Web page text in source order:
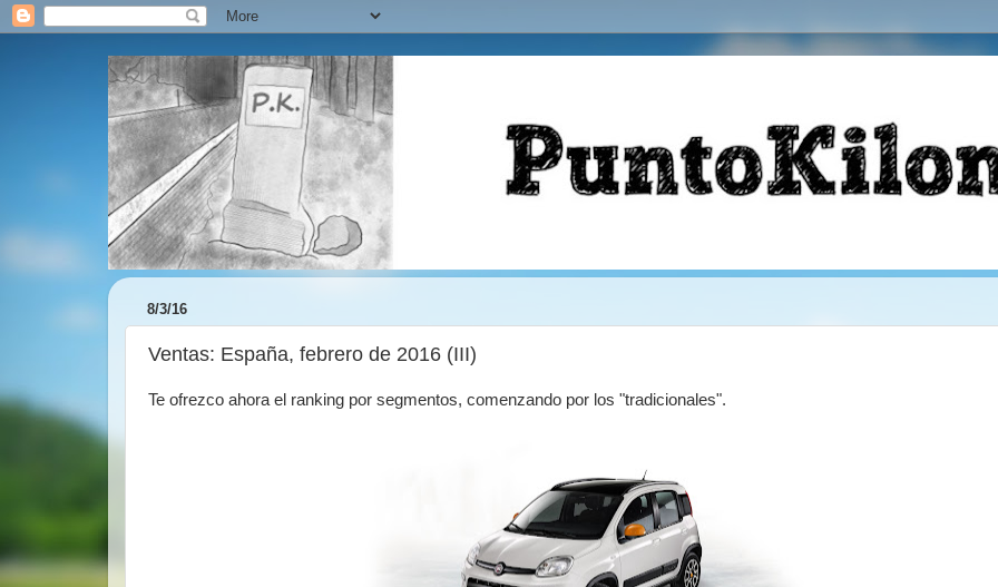
8/3/16
Ventas: España, febrero de 2016 (III)
Te ofrezco ahora el ranking por segmentos, comenzando por los "tradicionales".